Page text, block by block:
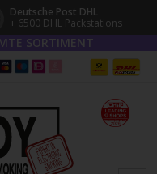
Deutsche Post DHL
+ 6500 DHL Packstations
SORTIMENT